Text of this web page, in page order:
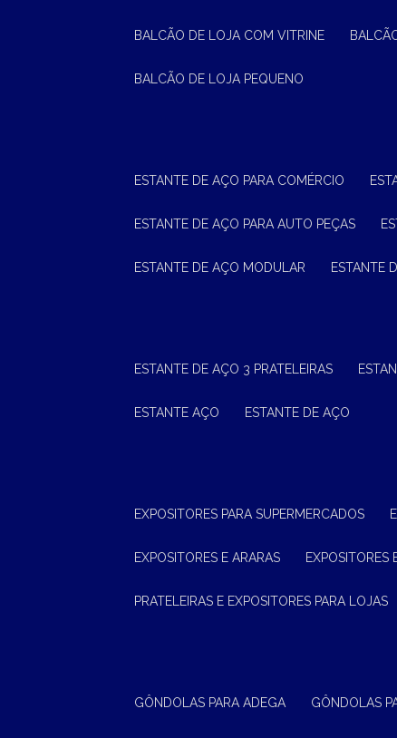
BALCÃO DE LOJA COM VITRINE
BALCÃO DE LOJA PEQUENO
ESTANTE DE AÇO PARA COMÉRCIO
ESTANTE DE AÇO PARA AUTO PEÇAS
ESTANTE DE AÇO MODULAR ESTANTE
ESTANTE DE AÇO 3 PRATELEIRAS
ESTANTE AÇO ESTANTE DE AÇO
EXPOSITORES PARA SUPERMERCADOS
EXPOSITORES E ARARAS EXPOSITORES
PRATELEIRAS E EXPOSITORES PARA LOJAS
GÔNDOLAS PARA ADEGA GÔNDOLAS